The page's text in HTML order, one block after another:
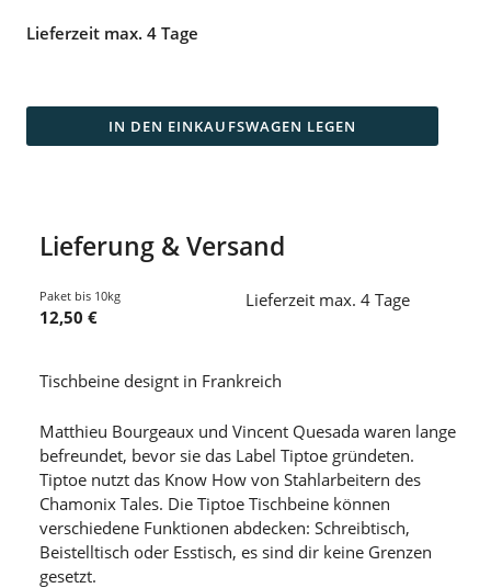
Lieferzeit max. 4 Tage
IN DEN EINKAUFSWAGEN LEGEN
Lieferung & Versand
Paket bis 10kg
12,50 €
Lieferzeit max. 4 Tage
Tischbeine designt in Frankreich
Matthieu Bourgeaux und Vincent Quesada waren lange
befreundet, bevor sie das Label Tiptoe gründeten.
Tiptoe nutzt das Know How von Stahlarbeitern des
Chamonix Tales. Die Tiptoe Tischbeine können
verschiedene Funktionen abdecken: Schreibtisch,
Beistelltisch oder Esstisch, es sind dir keine Grenzen
gesetzt.